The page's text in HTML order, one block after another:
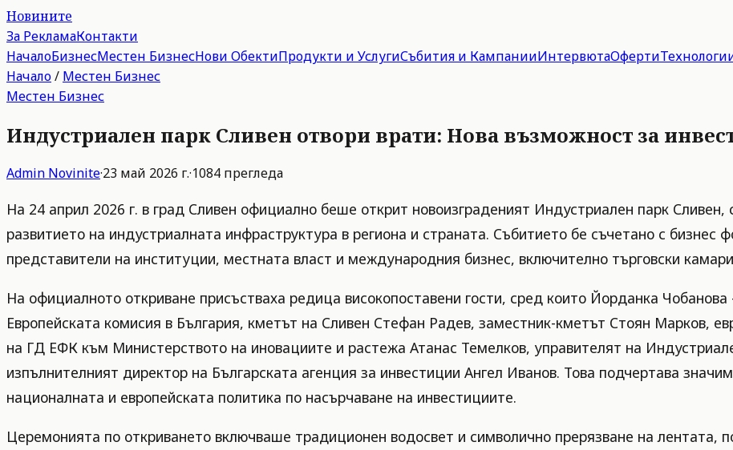
Новините
За РекламаКонтакти
НачалоБизнесМестен БизнесНови ОбектиПродукти и УслугиСъбития и КампанииИнтервютаОферти
Начало/ Местен Бизнес
Местен Бизнес
Индустриален парк Сливен отвори врати: Нова възможност за
Admin Novinite·23 май 2026 г.·1084 прегледа
На 24 април 2026 г. в град Сливен официално беше открит новоизграденият Индустриален парк
развитието на индустриалната инфраструктура в региона и страната. Събитието бе съчетано с бизнес
представители на институции, местната власт и международния бизнес, включително търговски
На официалното откриване присъстваха редица високопоставени гости, сред които Йорданка
Европейската комисия в България, кметът на Сливен Стефан Радев, заместник-кметът Стоян Марков,
на ГД ЕФК към Министерството на иновациите и растежа Атанас Темелков, управителят на
изпълнителният директор на Българската агенция за инвестиции Ангел Иванов. Това подчертава
националната и европейската политика по насърчаване на инвестициите.
Церемонията по откриването включваше традиционен водосвет и символично прерязване на лентата,